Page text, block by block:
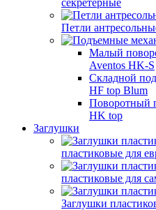
секретерные
Петли
Малый
Aventos HK-S
Складной
HF top Blum
Поворотный
HK top
Заглушки
пластиковые для
пластиковые для
Заглушки